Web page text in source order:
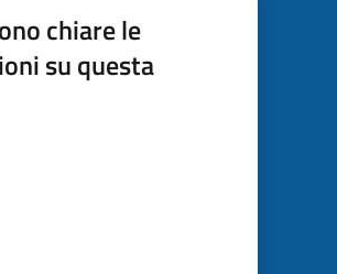
chiare le
su questa